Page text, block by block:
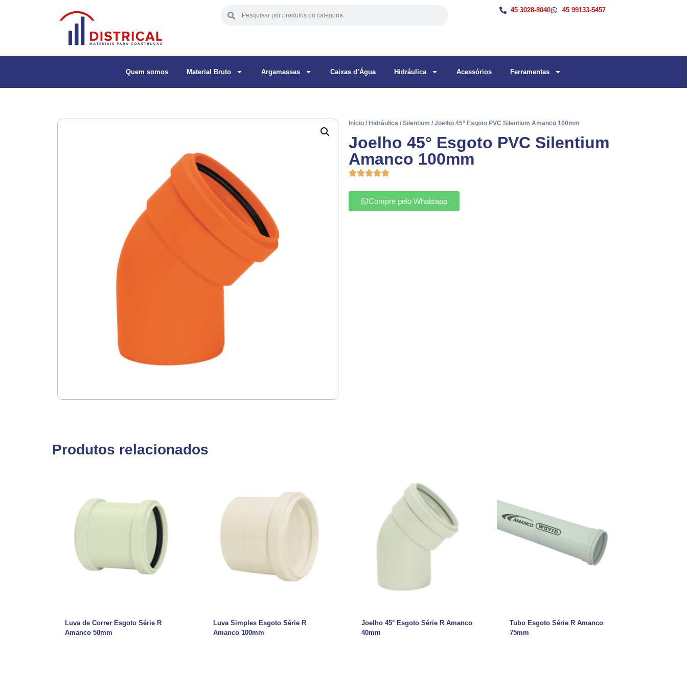
45 3028-8040 45 99133-5457
Quem somos Material Bruto Argamassas Caixas d’Água Hidráulica Acessórios Ferramentas
Início / Hidráulica / Silentium / Joelho 45° Esgoto PVC Silentium Amanco 100mm
Joelho 45° Esgoto PVC Silentium
Amanco 100mm
Compre pelo Whatsapp
Produtos relacionados
Luva de Correr Esgoto Série R
Amanco 50mm
Luva Simples Esgoto Série R
Amanco 100mm
Joelho 45° Esgoto Série R Amanco
40mm
Tubo Esgoto Série R Amanco
75mm